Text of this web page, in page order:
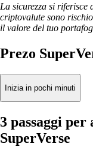
La sicurezza si riferisce
criptovalute sono
il valore del tuo
Prezo
Inizia in pochi minuti
3 passaggi
SuperVerse